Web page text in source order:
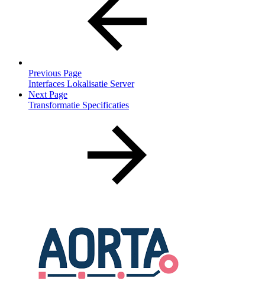
Previous Page
Interfaces Lokalisatie Server
Next Page
Transformatie Specificaties